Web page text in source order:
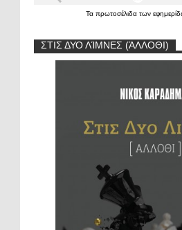
Τα πρωτοσέλιδα των
ΣΤΙΣ ΔΥΟ ΛΊΜΝΕΣ (ΆΛΛΟΘΙ)